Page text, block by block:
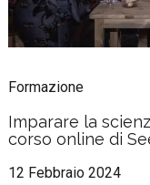
Formazione
Imparare la
corso online di
12 Febbraio 2024